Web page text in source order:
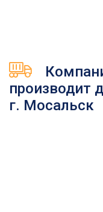
производит
г. Мосальск